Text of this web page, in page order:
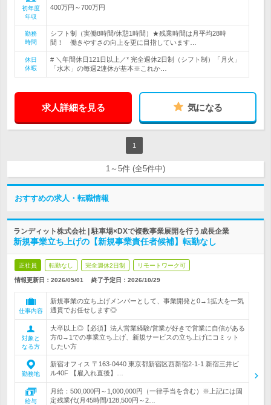
初年度
年収
400万円～700万円
勤務
時間
シフト制（実働8時間/休憩1時間）★残業時間は月平均28時
間！ 働きやすさの向上を更に目指しています…
休日
休暇
# ＼年間休日121日以上／* 完全週休2日制（シフト制）「月火」
「水木」の毎週2連休が基本※これか…
求人詳細を見る 気になる
1
1～5件 (全5件中)
おすすめの求人・転職情報
ランディット株式会社 | 駐車場×DXで複数事業展開を行う成長企業
新規事業立ち上げの【新規事業責任者候補】転勤なし
正社員 転勤なし 完全週休2日制 リモートワーク可
情報更新日：2026/05/01 終了予定日： 2026/10/29
仕事内容
新規事業の立ち上げメンバーとして、事業開発と0→1拡大を一気
通貫でお任せします◎
対象と
なる方
大卒以上◎【必須】法人営業経験/営業が好きで営業に自信がある
方/0→1での事業立ち上げ、新規サービスの立ち上げにコミット
したい方
勤務地
新宿オフィス 〒163-0440 東京都新宿区西新宿2-1-1 新宿三井ビ
ル40F 【雇入れ直後】…
給与
月給：500,000円～1,000,000円（一律手当を含む）※上記には固
定残業代(月45時間/128,500円～2…